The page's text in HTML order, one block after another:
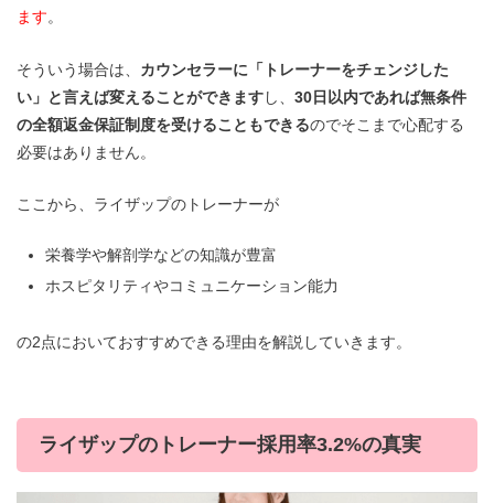
ます。
そういう場合は、 カウンセラーに「トレーナーをチェンジした
い」と言えば変えることができますし、 30日以内であれば無条件
の全額返金保証制度を受けることもできるのでそこまで心配する
必要はありません。
ここから、ライザップのトレーナーが
栄養学や解剖学などの知識が豊富
ホスピタリティやコミュニケーション能力
の2点においておすすめできる理由を解説していきます。
ライザップのトレーナー採用率3.2%の真実